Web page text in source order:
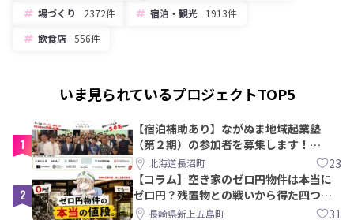
場づくり
2372件 宿泊・観光
1913件
飲食店 556件
いま見られているプロジェクトTOP5
1
【宿泊補助あり】ながぬま地域起業塾
（第２期）の参加者を募集します！
【8/21〆】
北海道長沼町 23
2
【コラム】空き家のゼロ円物件は本当に
ゼロ円？残置物との戦いから得た四つの
教訓｜新上五島町
長崎県新上五島町 31